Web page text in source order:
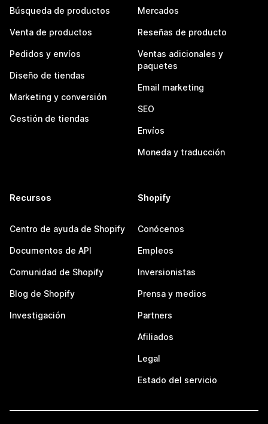
Búsqueda de productos
Venta de productos
Pedidos y envíos
Diseño de tiendas
Marketing y conversión
Gestión de tiendas
Mercados
Reseñas de producto
Ventas adicionales y
paquetes
Email marketing
SEO
Envíos
Moneda y traducción
Recursos
Centro de ayuda de Shopify
Documentos de API
Comunidad de Shopify
Blog de Shopify
Investigación
Shopify
Conócenos
Empleos
Inversionistas
Prensa y medios
Partners
Afiliados
Legal
Estado del servicio